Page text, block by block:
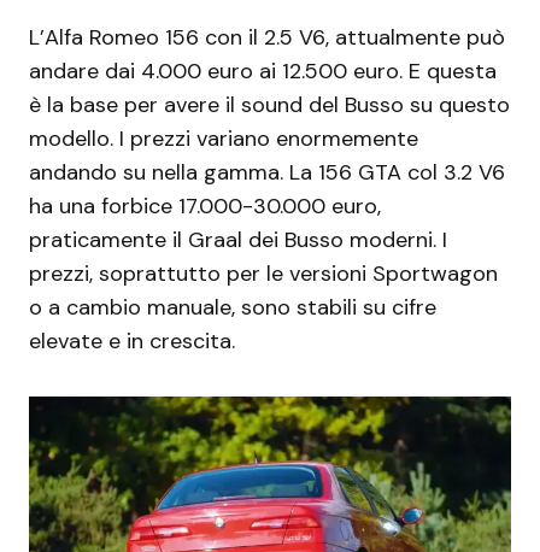
L’Alfa Romeo 156 con il 2.5 V6, attualmente può
andare dai 4.000 euro ai 12.500 euro. E questa
è la base per avere il sound del Busso su questo
modello. I prezzi variano enormemente
andando su nella gamma. La 156 GTA col 3.2 V6
ha una forbice 17.000-30.000 euro,
praticamente il Graal dei Busso moderni. I
prezzi, soprattutto per le versioni Sportwagon
o a cambio manuale, sono stabili su cifre
elevate e in crescita.